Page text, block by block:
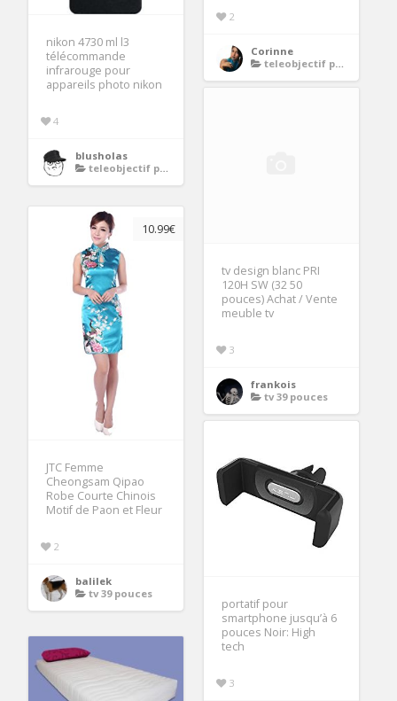
2
Corinne
teleobjectif pour nikon
nikon 4730 ml l3
télécommande
infrarouge pour
appareils photo nikon
4
blusholas
teleobjectif pour nikon
tv design blanc PRI
120H SW (32 50
pouces) Achat / Vente
meuble tv
3
frankois
tv 39 pouces
10.99€
JTC Femme
Cheongsam Qipao
Robe Courte Chinois
Motif de Paon et Fleur
2
balilek
tv 39 pouces
portatif pour
smartphone jusqu’à 6
pouces Noir: High
tech
3